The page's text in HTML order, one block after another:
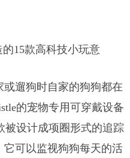
遛狗时自家的狗狗都在
的宠物专用可穿戴设备
被设计成项圈形式的追踪
可以监视狗狗每天的活